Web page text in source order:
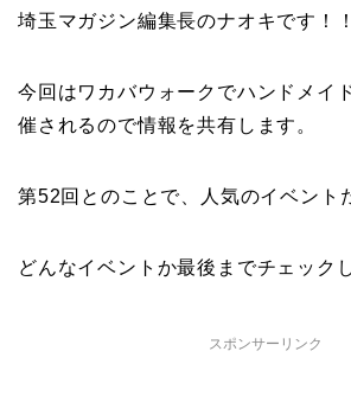
埼玉マガジン編集長のナオキです！！
今回はワカバウォークでハンドメイ
催されるので情報を共有します。
第52回とのことで、人気のイベント
どんなイベントか最後までチェック
スポンサーリンク